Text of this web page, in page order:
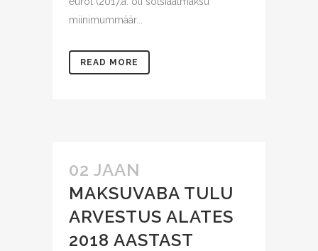
miinimummäär...
READ MORE
02 JAAN
MAKSUVABA TULU
ARVESTUS ALATES
2018 AASTAST